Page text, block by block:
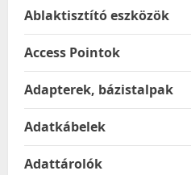
Ablaktisztító eszközök
Access Pointok
Adapterek, bázistalpak
Adatkábelek
Adattárolók